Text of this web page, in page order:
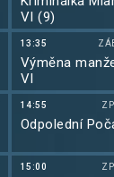
VI (9)
13:35
Výměna
VI
14:55
Odpolední
15:00